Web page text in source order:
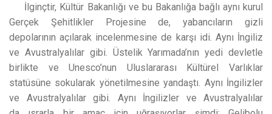
İlginçtir, Kültür Bakanlığı ve bu Bakanlığa bağlı aynı kurul
Gerçek Şehitlikler Projesine de, yabancıların gizli
depolarının açılarak incelenmesine de karşı idi. Aynı İngiliz
ve Avustralyalılar gibi. Üstelik Yarımada’nın yedi devletle
birlikte ve Unesco’nun Uluslararası Kültürel Varlıklar
statüsüne sokularak yönetilmesine yandaştı. Aynı İngilizler
ve Avustralyalılar gibi. Aynı İngilizler ve Avustralyalılar